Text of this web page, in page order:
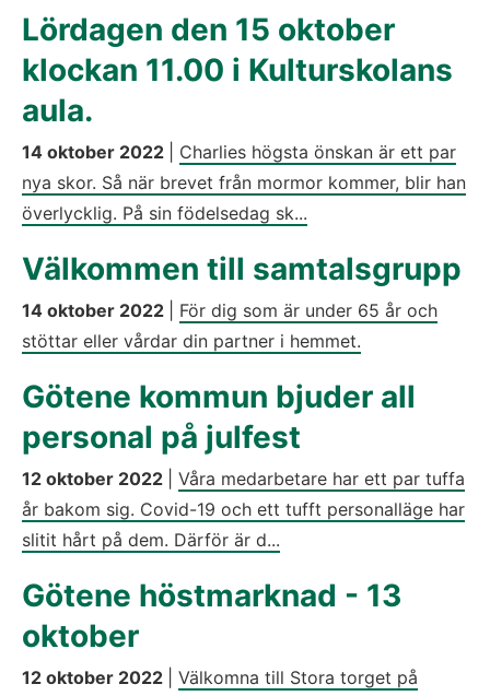
Lördagen den 15 oktober
klockan 11.00 i Kulturskolans
aula.
14 oktober 2022
Charlies högsta önskan är ett par
nya skor. Så när brevet från mormor kommer, blir han
överlycklig. På sin födelsedag sk...
Välkommen till samtalsgrupp
14 oktober 2022
För dig som är under 65 år och
stöttar eller vårdar din partner i hemmet.
Götene kommun bjuder all
personal på julfest
12 oktober 2022
Våra medarbetare har ett par tuffa
år bakom sig. Covid-19 och ett tufft personalläge har
slitit hårt på dem. Därför är d...
Götene höstmarknad - 13
oktober
12 oktober 2022
Välkomna till Stora torget på